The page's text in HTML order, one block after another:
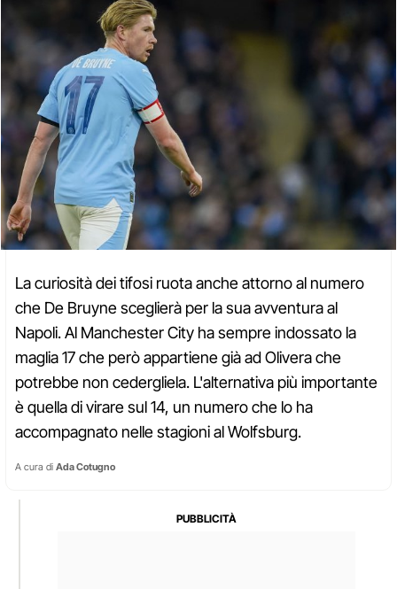
La curiosità dei tifosi ruota anche attorno al numero
che De Bruyne sceglierà per la sua avventura al
Napoli. Al Manchester City ha sempre indossato la
maglia 17 che però appartiene già ad Olivera che
potrebbe non cedergliela. L'alternativa più importante
è quella di virare sul 14, un numero che lo ha
accompagnato nelle stagioni al Wolfsburg.
A cura di Ada Cotugno